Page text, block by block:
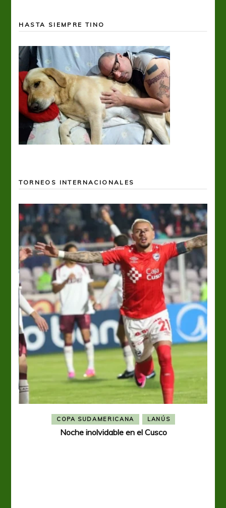
HASTA SIEMPRE TINO
TORNEOS INTERNACIONALES
COPA SUDAMERICANA LANÚS
Noche inolvidable en el Cusco